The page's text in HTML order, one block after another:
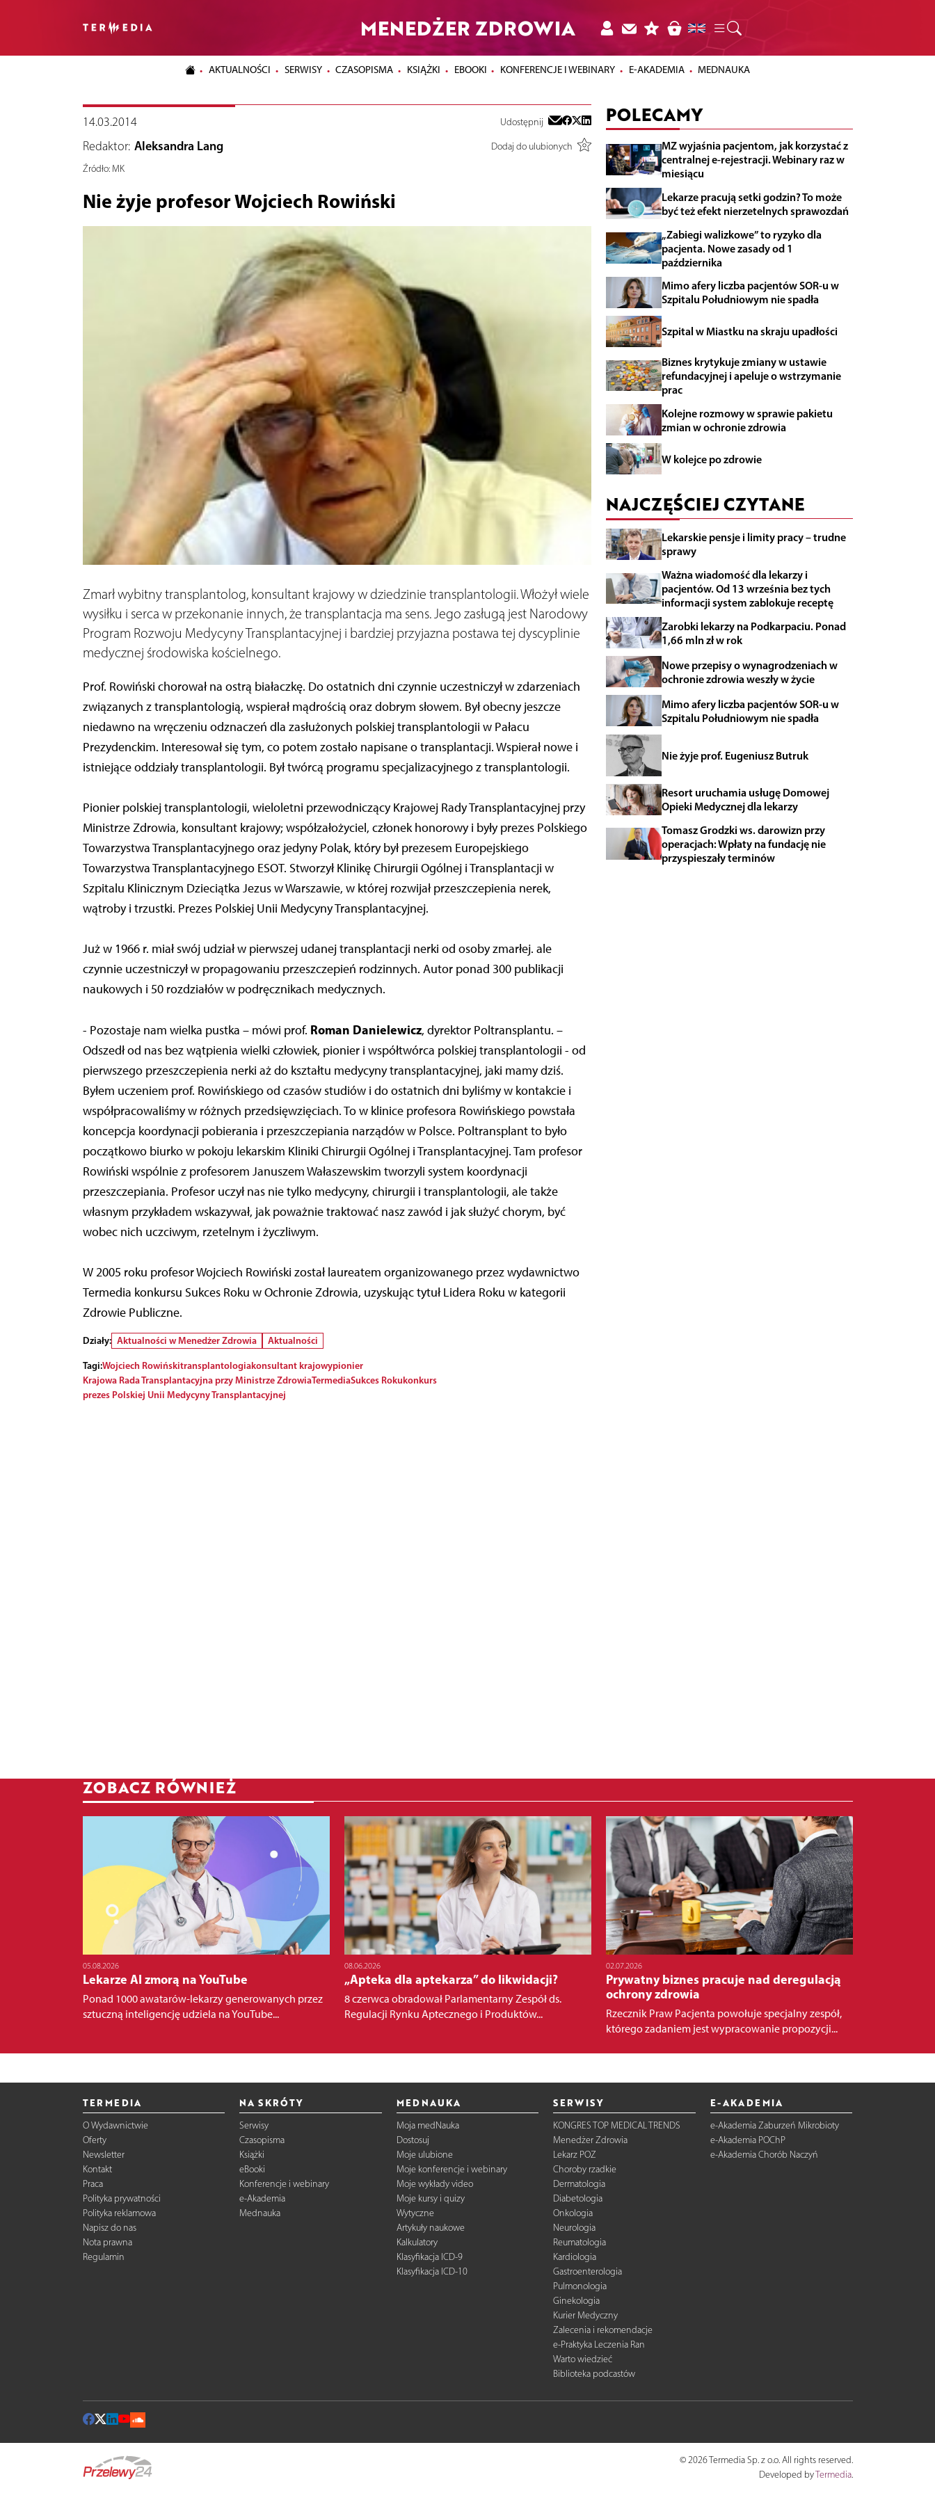
MENEDŻER ZDROWIA
AKTUALNOŚCI SERWISY CZASOPISMA KSIĄŻKI EBOOKI KONFERENCJE I WEBINARY E-AKADEMIA MEDNAUKA
14.03.2014 Udostępnij
Redaktor: Aleksandra Lang
Dodaj do ulubionych
Źródło:MK
Nie żyje profesor Wojciech Rowiński
Zmarł wybitny transplantolog, konsultant krajowy w dziedzinie transplantologii. Włożył wiele
wysiłku i serca w przekonanie innych, że transplantacja ma sens. Jego zasługą jest Narodowy
Program Rozwoju Medycyny Transplantacyjnej i bardziej przyjazna postawa tej dyscyplinie
medycznej środowiska kościelnego.
Prof. Rowiński chorował na ostrą białaczkę. Do ostatnich dni czynnie uczestniczył w zdarzeniach
związanych z transplantologią, wspierał mądrością oraz dobrym słowem. Był obecny jeszcze
niedawno na wręczeniu odznaczeń dla zasłużonych polskiej transplantologii w Pałacu
Prezydenckim. Interesował się tym, co potem zostało napisane o transplantacji. Wspierał nowe i
istniejące oddziały transplantologii. Był twórcą programu specjalizacyjnego z transplantologii.
Pionier polskiej transplantologii, wieloletni przewodniczący Krajowej Rady Transplantacyjnej przy
Ministrze Zdrowia, konsultant krajowy; współzałożyciel, członek honorowy i były prezes Polskiego
Towarzystwa Transplantacyjnego oraz jedyny Polak, który był prezesem Europejskiego
Towarzystwa Transplantacyjnego ESOT. Stworzył Klinikę Chirurgii Ogólnej i Transplantacji w
Szpitalu Klinicznym Dzieciątka Jezus w Warszawie, w której rozwijał przeszczepienia nerek,
wątroby i trzustki. Prezes Polskiej Unii Medycyny Transplantacyjnej.
Już w 1966 r. miał swój udział w pierwszej udanej transplantacji nerki od osoby zmarłej. ale
czynnie uczestniczył w propagowaniu przeszczepień rodzinnych. Autor ponad 300 publikacji
naukowych i 50 rozdziałów w podręcznikach medycznych.
- Pozostaje nam wielka pustka – mówi prof. Roman Danielewicz, dyrektor Poltransplantu. –
Odszedł od nas bez wątpienia wielki człowiek, pionier i współtwórca polskiej transplantologii - od
pierwszego przeszczepienia nerki aż do kształtu medycyny transplantacyjnej, jaki mamy dziś.
Byłem uczeniem prof. Rowińskiego od czasów studiów i do ostatnich dni byliśmy w kontakcie i
współpracowaliśmy w różnych przedsięwzięciach. To w klinice profesora Rowińskiego powstała
koncepcja koordynacji pobierania i przeszczepiania narządów w Polsce. Poltransplant to było
początkowo biurko w pokoju lekarskim Kliniki Chirurgii Ogólnej i Transplantacyjnej. Tam profesor
Rowiński wspólnie z profesorem Januszem Wałaszewskim tworzyli system koordynacji
przeszczepiania. Profesor uczył nas nie tylko medycyny, chirurgii i transplantologii, ale także
własnym przykładem wskazywał, jak poważnie traktować nasz zawód i jak służyć chorym, być
wobec nich uczciwym, rzetelnym i życzliwym.
W 2005 roku profesor Wojciech Rowiński został laureatem organizowanego przez wydawnictwo
Termedia konkursu Sukces Roku w Ochronie Zdrowia, uzyskując tytuł Lidera Roku w kategorii
Zdrowie Publiczne.
Działy: Aktualności w Menedżer Zdrowia
Aktualności
Tagi:Wojciech Rowińskitransplantologiakonsultant krajowypionier
Krajowa Rada Transplantacyjna przy Ministrze ZdrowiaTermediaSukces Rokukonkurs
prezes Polskiej Unii Medycyny Transplantacyjnej
POLECAMY
MZ wyjaśnia pacjentom, jak korzystać z
centralnej e-rejestracji. Webinary raz w
miesiącu
Lekarze pracują setki godzin? To może
być też efekt nierzetelnych sprawozdań
„Zabiegi walizkowe” to ryzyko dla
pacjenta. Nowe zasady od 1
października
Mimo afery liczba pacjentów SOR-u w
Szpitalu Południowym nie spadła
Szpital w Miastku na skraju upadłości
Biznes krytykuje zmiany w ustawie
refundacyjnej i apeluje o wstrzymanie
prac
Kolejne rozmowy w sprawie pakietu
zmian w ochronie zdrowia
W kolejce po zdrowie
NAJCZĘŚCIEJ CZYTANE
Lekarskie pensje i limity pracy – trudne
sprawy
Ważna wiadomość dla lekarzy i
pacjentów. Od 13 września bez tych
informacji system zablokuje receptę
Zarobki lekarzy na Podkarpaciu. Ponad
1,66 mln zł w rok
Nowe przepisy o wynagrodzeniach w
ochronie zdrowia weszły w życie
Mimo afery liczba pacjentów SOR-u w
Szpitalu Południowym nie spadła
Nie żyje prof. Eugeniusz Butruk
Resort uruchamia usługę Domowej
Opieki Medycznej dla lekarzy
Tomasz Grodzki ws. darowizn przy
operacjach: Wpłaty na fundację nie
przyspieszały terminów
ZOBACZ RÓWNIEŻ
05.08.2026
Lekarze AI zmorą na YouTube
Ponad 1000 awatarów-lekarzy generowanych przez
sztuczną inteligencję udziela na YouTube...
08.06.2026
„Apteka dla aptekarza” do likwidacji?
8 czerwca obradował Parlamentarny Zespół ds.
Regulacji Rynku Aptecznego i Produktów...
02.07.2026
Prywatny biznes pracuje nad deregulacją
ochrony zdrowia
Rzecznik Praw Pacjenta powołuje specjalny zespół,
którego zadaniem jest wypracowanie propozycji...
TERMEDIA
O Wydawnictwie
Oferty
Newsletter
Kontakt
Praca
Polityka prywatności
Polityka reklamowa
Napisz do nas
Nota prawna
Regulamin
NA SKRÓTY
Serwisy
Czasopisma
Książki
eBooki
Konferencje i webinary
e-Akademia
Mednauka
MEDNAUKA
Moja medNauka
Dostosuj
Moje ulubione
Moje konferencje i webinary
Moje wykłady video
Moje kursy i quizy
Wytyczne
Artykuły naukowe
Kalkulatory
Klasyfikacja ICD-9
Klasyfikacja ICD-10
SERWISY
KONGRES TOP MEDICAL TRENDS
Menedżer Zdrowia
Lekarz POZ
Choroby rzadkie
Dermatologia
Diabetologia
Onkologia
Neurologia
Reumatologia
Kardiologia
Gastroenterologia
Pulmonologia
Ginekologia
Kurier Medyczny
Zalecenia i rekomendacje
e-Praktyka Leczenia Ran
Warto wiedzieć
Biblioteka podcastów
E-AKADEMIA
e-Akademia Zaburzeń Mikrobioty
e-Akademia POChP
e-Akademia Chorób Naczyń
© 2026 Termedia Sp. z o.o. All rights reserved.
Developed byTermedia.